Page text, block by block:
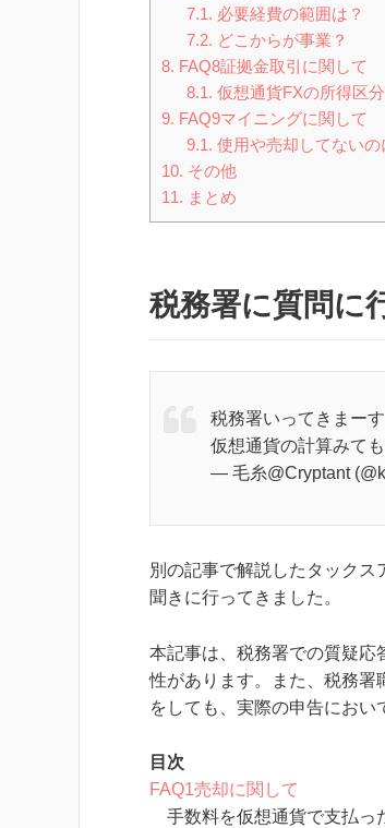
7.1. 必要経費の範囲は？
7.2. どこからが事業？
8. FAQ8証拠金取引に関して
8.1. 仮想通貨FXの所得区分
9. FAQ9マイニングに関して
9.1. 使用や売却してないの
10. その他
11. まとめ
税務署に質問に
税務署いってきまーす
仮想通貨の計算みて
— 毛糸@Cryptant
別の記事で解説したタック
聞きに行ってきました。
本記事は、税務署での質疑応
性があります。また、税務署
をしても、実際の申告におい
目次
FAQ1売却に関して
手数料を仮想通貨で支払っ